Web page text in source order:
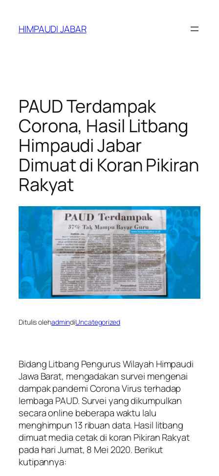
konten
HIMPAUDI JABAR
PAUD Terdampak
Corona, Hasil Litbang
Himpaudi Jabar
Dimuat di Koran Pikiran
Rakyat
Ditulis olehadmindiUncategorized
Bidang Litbang Pengurus Wilayah Himpaudi
Jawa Barat, mengadakan survei mengenai
dampak pandemi Corona Virus terhadap
lembaga PAUD. Survei yang dikumpulkan
secara online beberapa waktu lalu
menghimpun 13 ribuan data. Hasil litbang
dimuat media cetak di koran Pikiran Rakyat
pada hari Jumat, 8 Mei 2020. Berikut
kutipannya: